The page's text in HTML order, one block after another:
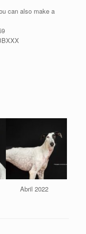
can also make a
Abril 2022